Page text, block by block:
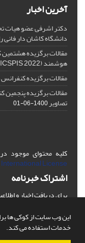
این وب سایت از کوکی ها
خدمات استفاده می کند.
آخرین اخبار
دکتر اشرفی عضو هیات
دانشگاه کاشان دار فانی
مقالات برگزیده
هوشمند (ICSPIS 2022)
مقالات برگزیده
مقالات برگزیده پنجمین
تصاویر1400-06-01
کلیه محتوای موجود
License
اشتراک خبرنامه
برای دریافت اخبار و